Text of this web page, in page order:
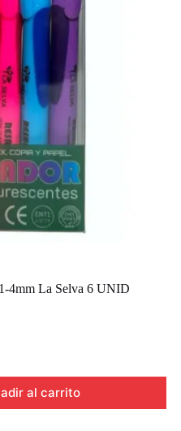
4mm La Selva 6 UNID
al carrito